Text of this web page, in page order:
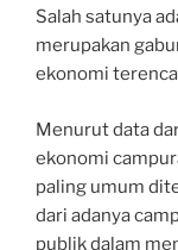
Salah satunya
merupakan
ekonomi
Menurut data
ekonomi
paling umum
dari adanya
publik dalam